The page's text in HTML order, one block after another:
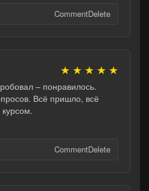
CommentDelete
★ ★ ★ ★ ★
– понравилось.
Всё пришло, всё
CommentDelete